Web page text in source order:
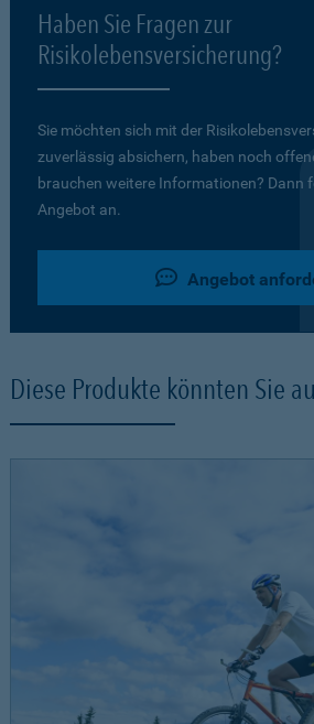
Haben Sie Fragen zur
Risikolebensversicherung?
Sie möchten sich mit der
zuverlässig absichern, haben noch
brauchen weitere Informationen? Dann
Angebot an.
Angebot
Diese Produkte könnten Sie